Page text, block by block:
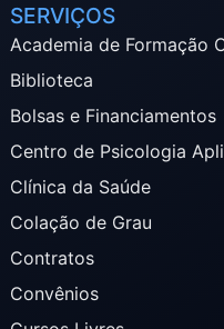
SERVIÇOS
Academia de Formação
Biblioteca
Bolsas e Financiamentos
Centro de Psicologia
Clínica da Saúde
Colação de Grau
Contratos
Convênios